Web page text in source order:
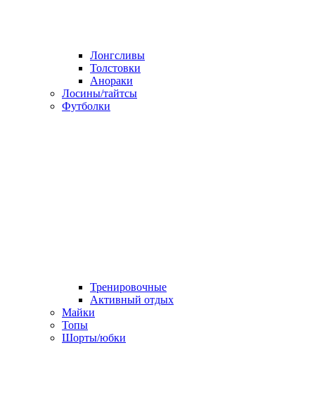
Лонгсливы
Толстовки
Анораки
Лосины/тайтсы
Футболки
Тренировочные
Активный отдых
Майки
Топы
Шорты/юбки